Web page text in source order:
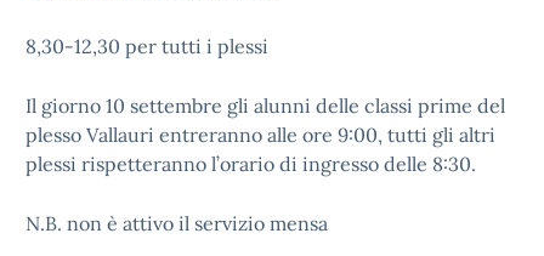
8,30-12,30 per tutti i plessi
Il giorno 10 settembre gli alunni delle classi prime del
plesso Vallauri entreranno alle ore 9:00, tutti gli altri
plessi rispetteranno l’orario di ingresso delle 8:30.
N.B. non è attivo il servizio mensa